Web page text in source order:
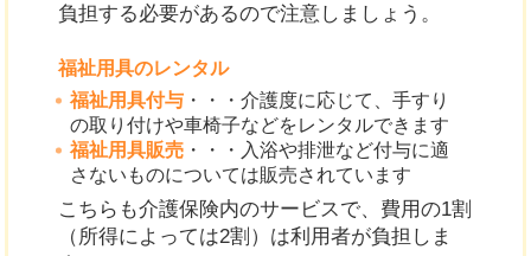
負担する必要があるので注意しましょう。
福祉用具のレンタル
福祉用具付与 ・・・介護度に応じて、手すり
の取り付けや車椅子などをレンタルできます
福祉用具販売 ・・・入浴や排泄など付与に適
さないものについては販売されています
こちらも介護保険内のサービスで、費用の1割
（所得によっては2割）は利用者が負担しま